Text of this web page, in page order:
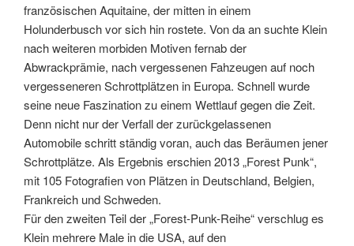
französischen Aquitaine, der mitten in einem
Holunderbusch vor sich hin rostete. Von da an suchte Klein
nach weiteren morbiden Motiven fernab der
Abwrackprämie, nach vergessenen Fahzeugen auf noch
vergesseneren Schrottplätzen in Europa. Schnell wurde
seine neue Faszination zu einem Wettlauf gegen die Zeit.
Denn nicht nur der Verfall der zurückgelassenen
Automobile schritt ständig voran, auch das Beräumen jener
Schrottplätze. Als Ergebnis erschien 2013 „Forest Punk“,
mit 105 Fotografien von Plätzen in Deutschland, Belgien,
Frankreich und Schweden.
Für den zweiten Teil der „Forest-Punk-Reihe“ verschlug es
Klein mehrere Male in die USA, auf den